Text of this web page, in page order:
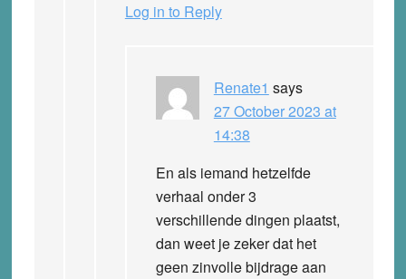
Log in to Reply
Renate1 says
27 October 2023 at
14:38
En als iemand hetzelfde
verhaal onder 3
verschillende dingen plaatst,
dan weet je zeker dat het
geen zinvolle bijdrage aan